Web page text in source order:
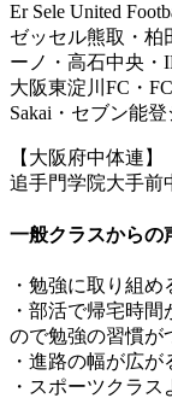
Er Sele United
ゼッセル熊取・柏
ーノ・高石中央・
大阪東淀川FC・
Sakai・セブン能
【大阪府中体連】
追手門学院大手前
一般クラスからの
・勉強に取り組め
・部活で帰宅時
ので勉強の習慣が
・進路の幅が広が
・スポーツクラ